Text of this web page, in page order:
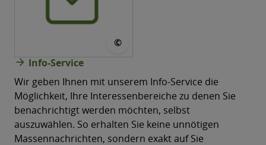
©
arrow_forward Info-Service
Wir geben Ihnen mit unserem Info-Service die
Möglichkeit, Ihre Interessenbereiche zu denen Sie
benachrichtigt werden möchten, selbst
auszuwählen. So erhalten Sie keine unnötigen
Massen­nachrichten, sondern exakt auf Sie